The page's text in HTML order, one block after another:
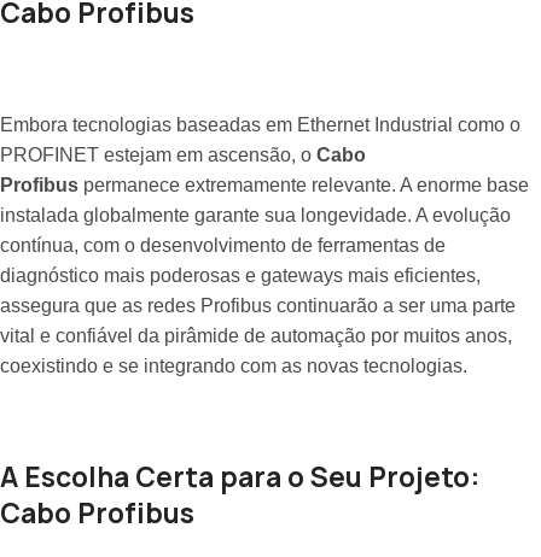
Cabo Profibus
Embora tecnologias baseadas em Ethernet Industrial como o
PROFINET estejam em ascensão, o Cabo
Profibus permanece extremamente relevante. A enorme base
instalada globalmente garante sua longevidade. A evolução
contínua, com o desenvolvimento de ferramentas de
diagnóstico mais poderosas e gateways mais eficientes,
assegura que as redes Profibus continuarão a ser uma parte
vital e confiável da pirâmide de automação por muitos anos,
coexistindo e se integrando com as novas tecnologias.
A Escolha Certa para o Seu Projeto:
Cabo Profibus